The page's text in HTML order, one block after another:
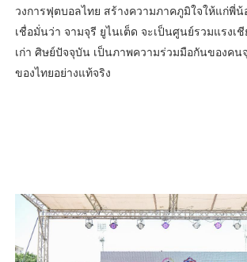
วงการฟุตบอลไทย สร้างความภาคภูมิใจให้แก่พี่น้
เชื่อมั่นว่า จามจุรี ยูไนเต็ด จะเป็นศูนย์รวมแรงเ
เก่า ศิษย์ปัจจุบัน เป็นภาพความร่วมมือกันของคน
ของไทยอย่างแท้จริง